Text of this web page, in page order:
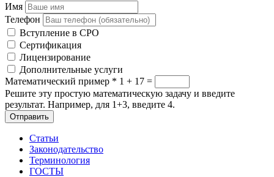
Имя
Телефон
Вступление в СРО
Сертификация
Лицензирование
Дополнительные услуги
Математический пример * 1 + 17 =
Решите эту простую математическую задачу и введите
результат. Например, для 1+3, введите 4.
Отправить
Статьи
Законодательство
Терминология
ГОСТЫ